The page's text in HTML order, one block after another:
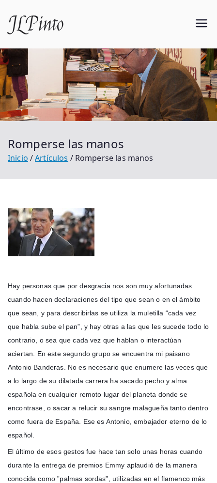
contenido
JLPinto
Romperse las manos
Inicio Artículos Romperse las manos
Hay personas que por desgracia nos son muy afortunadas
cuando hacen declaraciones del tipo que sean o en el ámbito
que sean, y para describirlas se utiliza la muletilla “cada vez
que habla sube el pan”, y hay otras a las que les sucede todo lo
contrario, o sea que cada vez que hablan o interactúan
aciertan. En este segundo grupo se encuentra mi paisano
Antonio Banderas. No es necesario que enumere las veces que
a lo largo de su dilatada carrera ha sacado pecho y alma
española en cualquier remoto lugar del planeta donde se
encontrase, o sacar a relucir su sangre malagueña tanto dentro
como fuera de España. Ese es Antonio, embajador eterno de lo
español.
El último de esos gestos fue hace tan solo unas horas cuando
durante la entrega de premios Emmy aplaudió de la manera
conocida como ”palmas sordas”, utilizadas en el flamenco más